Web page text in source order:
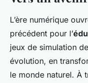
L’ère numérique
précédent pour l’
jeux de simulation
évolution, en
le monde naturel. À